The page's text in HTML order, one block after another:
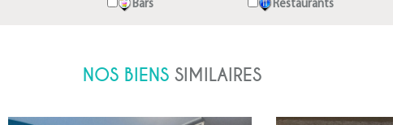
Bars Restaurants
NOS BIENS SIMILAIRES